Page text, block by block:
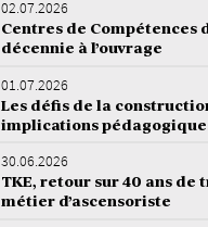
02.07.2026
Centres de Compétences
décennie à l’ouvrage
01.07.2026
Les défis de la
implications
30.06.2026
TKE, retour sur 40 ans
métier d’ascensoriste